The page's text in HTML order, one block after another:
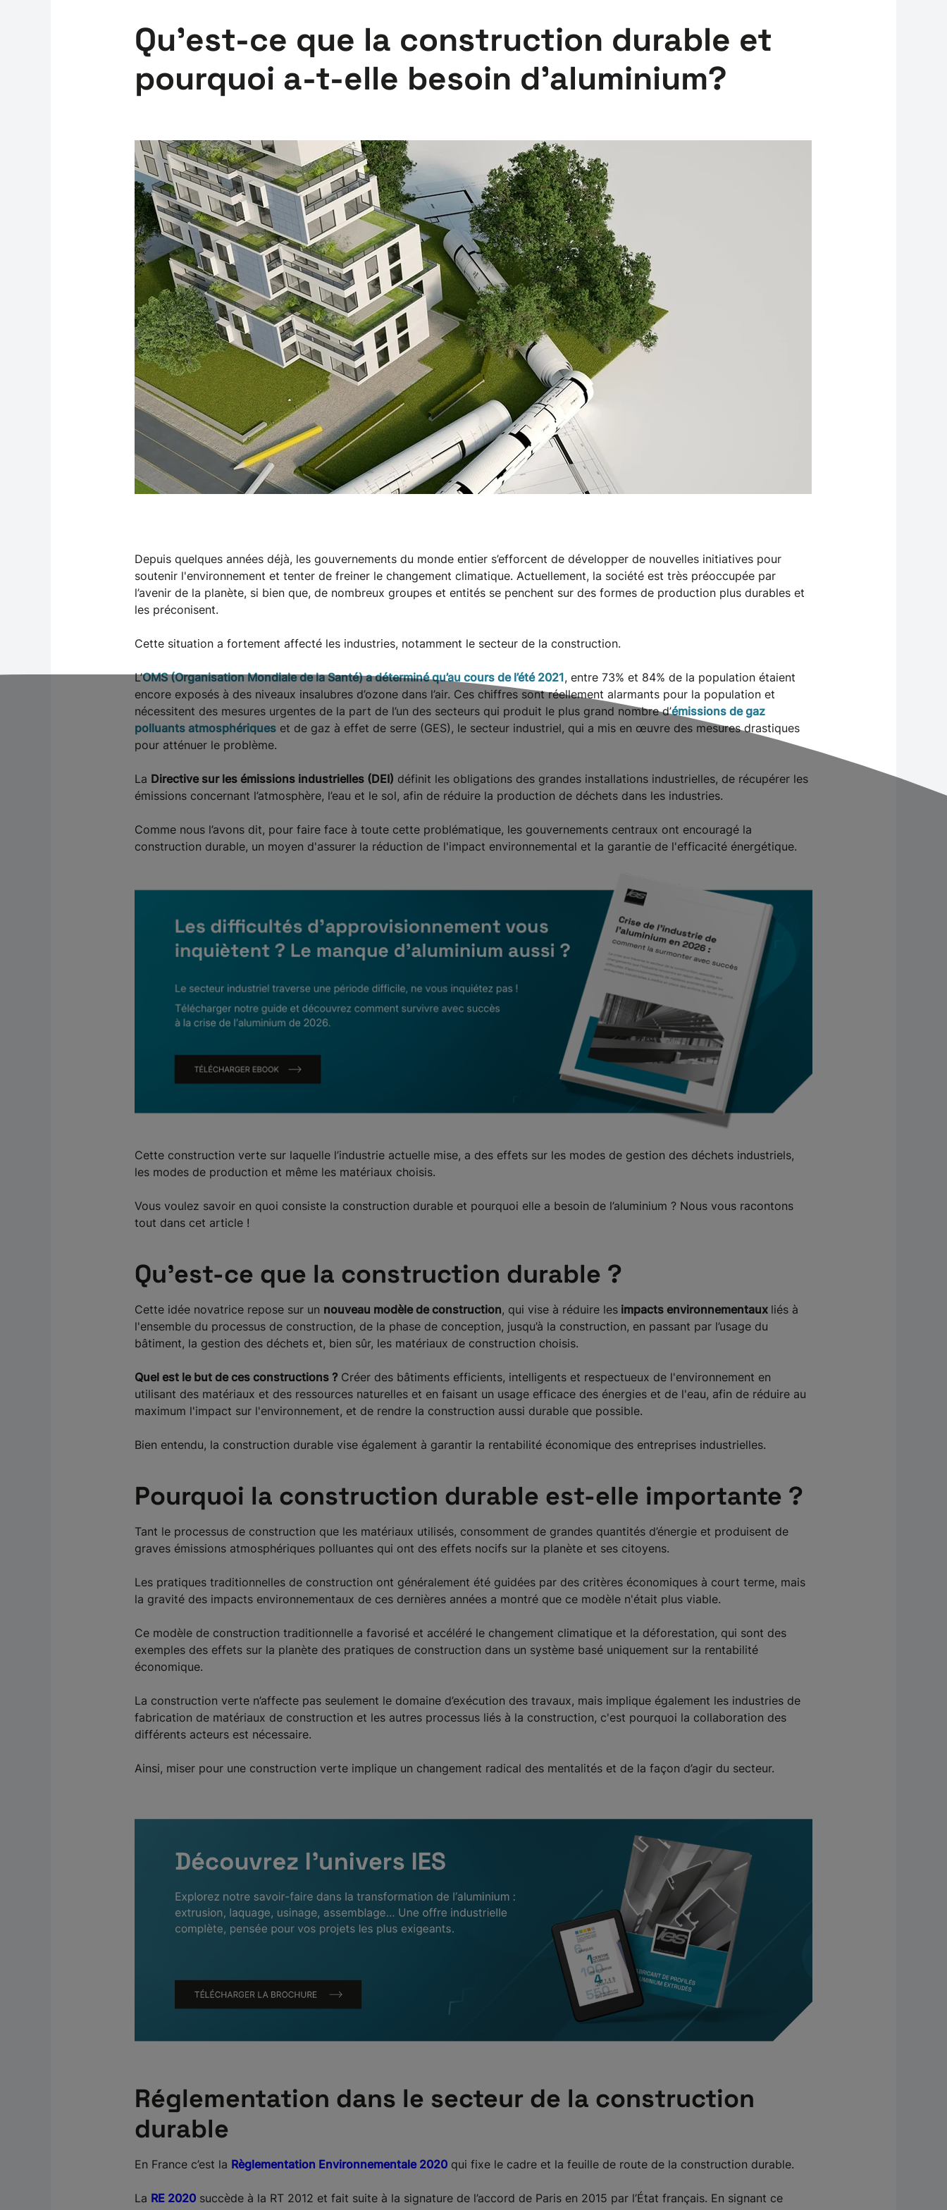
Qu’est-ce que la construction durable et
pourquoi a-t-elle besoin d’aluminium?
Depuis quelques années déjà, les gouvernements du monde entier s’efforcent de développer de nouvelles initiatives pour
soutenir l'environnement et tenter de freiner le changement climatique. Actuellement, la société est très préoccupée par
l’avenir de la planète, si bien que, de nombreux groupes et entités se penchent sur des formes de production plus durables et
les préconisent.
Cette situation a fortement affecté les industries, notamment le secteur de la construction.
L’OMS (Organisation Mondiale de la Santé) a déterminé qu’au cours de l’été 2021, entre 73% et 84% de la population étaient
encore exposés à des niveaux insalubres d’ozone dans l’air. Ces chiffres sont réellement alarmants pour la population et
nécessitent des mesures urgentes de la part de l’un des secteurs qui produit le plus grand nombre d’émissions de gaz
polluants atmosphériques et de gaz à effet de serre (GES), le secteur industriel, qui a mis en œuvre des mesures drastiques
pour atténuer le problème.
La Directive sur les émissions industrielles (DEI) définit les obligations des grandes installations industrielles, de récupérer les
émissions concernant l’atmosphère, l’eau et le sol, afin de réduire la production de déchets dans les industries.
Comme nous l’avons dit, pour faire face à toute cette problématique, les gouvernements centraux ont encouragé la
construction durable, un moyen d'assurer la réduction de l'impact environnemental et la garantie de l'efficacité énergétique.
Cette construction verte sur laquelle l’industrie actuelle mise, a des effets sur les modes de gestion des déchets industriels,
les modes de production et même les matériaux choisis.
Vous voulez savoir en quoi consiste la construction durable et pourquoi elle a besoin de l’aluminium ? Nous vous racontons
tout dans cet article !
Qu’est-ce que la construction durable ?
Cette idée novatrice repose sur un nouveau modèle de construction, qui vise à réduire les impacts environnementaux liés à
l'ensemble du processus de construction, de la phase de conception, jusqu’à la construction, en passant par l’usage du
bâtiment, la gestion des déchets et, bien sûr, les matériaux de construction choisis.
Quel est le but de ces constructions ?Créer des bâtiments efficients, intelligents et respectueux de l'environnement en
utilisant des matériaux et des ressources naturelles et en faisant un usage efficace des énergies et de l'eau, afin de réduire au
maximum l'impact sur l'environnement, et de rendre la construction aussi durable que possible.
Bien entendu, la construction durable vise également à garantir la rentabilité économique des entreprises industrielles.
Pourquoi la construction durable est-elle importante ?
Tant le processus de construction que les matériaux utilisés, consomment de grandes quantités d’énergie et produisent de
graves émissions atmosphériques polluantes qui ont des effets nocifs sur la planète et ses citoyens.
Les pratiques traditionnelles de construction ont généralement été guidées par des critères économiques à court terme, mais
la gravité des impacts environnementaux de ces dernières années a montré que ce modèle n'était plus viable.
Ce modèle de construction traditionnelle a favorisé et accéléré le changement climatique et la déforestation, qui sont des
exemples des effets sur la planète des pratiques de construction dans un système basé uniquement sur la rentabilité
économique.
La construction verte n’affecte pas seulement le domaine d’exécution des travaux, mais implique également les industries de
fabrication de matériaux de construction et les autres processus liés à la construction, c'est pourquoi la collaboration des
différents acteurs est nécessaire.
Ainsi, miser pour une construction verte implique un changement radical des mentalités et de la façon d’agir du secteur.
Réglementation dans le secteur de la construction
durable
En France c’est la Règlementation Environnementale 2020 qui fixe le cadre et la feuille de route de la construction durable.
La RE 2020 succède à la RT 2012 et fait suite à la signature de l’accord de Paris en 2015 par l’État français. En signant ce